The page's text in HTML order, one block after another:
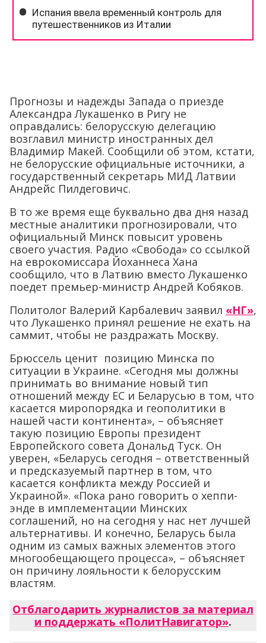
Прогнозы и надежды Запада о приезде
Александра Лукашенко в Ригу не
оправдались: белорусскую делегацию
возглавил министр иностранных дел
Владимир Макей. Сообщили об этом, кстати,
не белорусские официальные источники, а
государственный секретарь МИД Латвии
Андрейс Пилдеговичс.
В то же время еще буквально два дня назад
местные аналитики прогнозировали, что
официальный Минск повысит уровень
своего участия. Радио «Свобода» со ссылкой
на еврокомиссара Йоханнеса Хана
сообщило, что в Латвию вместо Лукашенко
поедет премьер-министр Андрей Кобяков.
Политолог Валерий Карбалевич заявил «НГ»,
что Лукашенко принял решение не ехать на
саммит, чтобы не раздражать Москву.
Брюссель ценит позицию Минска по
ситуации в Украине. «Сегодня мы должны
принимать во внимание новый тип
отношений между ЕС и Беларусью в том, что
касается миропорядка и геополитики в
нашей части континента», – объясняет
такую позицию Европы президент
Европейского совета Дональд Туск. Он
уверен, «Беларусь сегодня – ответственный
и предсказуемый партнер в том, что
касается конфликта между Россией и
Украиной». «Пока рано говорить о хеппи-
энде в имплементации Минских
соглашений, но на сегодня у нас нет лучшей
альтернативы. И конечно, Беларусь была
одним из самых важных элементов этого
многообещающего процесса», – объясняет
он причину лояльности к белорусским
властям.
Отблагодарить журналистов за материал
и поддержать «ПолитНавигатор».